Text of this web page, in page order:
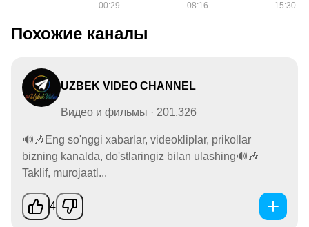
Похожие каналы
UZBEK VIDEO CHANNEL
Видео и фильмы · 201,326
🔊🎶Eng so'nggi xabarlar, videokliplar, prikollar
bizning kanalda, do'stlaringiz bilan ulashing🔊🎶
Taklif, murojaatl...
4